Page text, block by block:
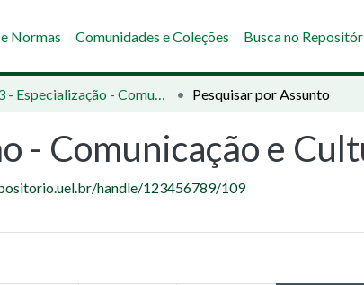
Normas Comunidades e Coleções Busca no
03 - Especialização - Comunicação e Cultura Política Pesquisar por Assunto
- Comunicação e
handle/123456789/109